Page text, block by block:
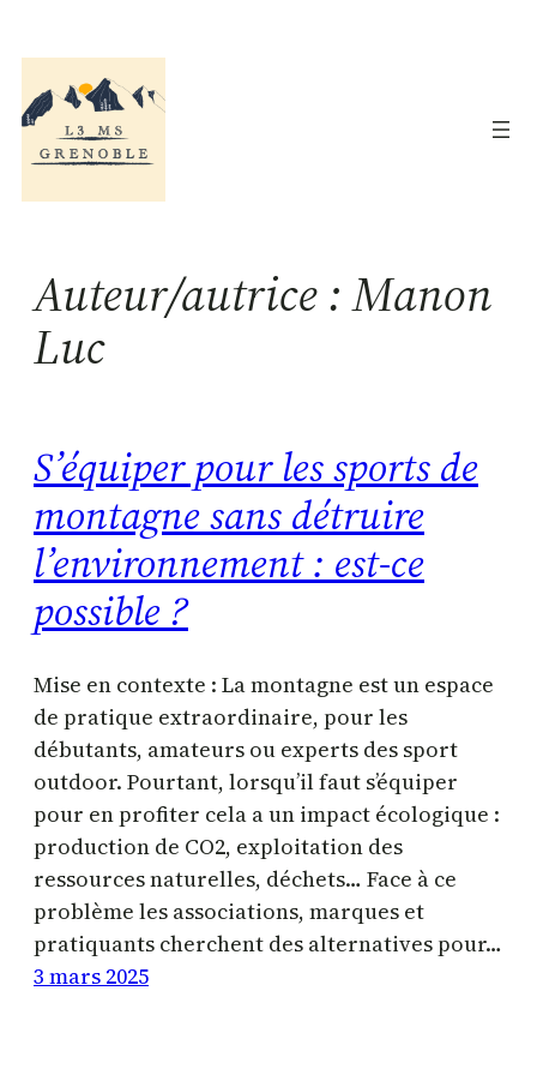
au
contenu
Auteur/autrice :Manon
Luc
S’équiper pour les sports de
montagne sans détruire
l’environnement : est-ce
possible ?
Mise en contexte : La montagne est un espace
de pratique extraordinaire, pour les
débutants, amateurs ou experts des sport
outdoor. Pourtant, lorsqu’il faut s’équiper
pour en profiter cela a un impact écologique :
production de CO2, exploitation des
ressources naturelles, déchets… Face à ce
problème les associations, marques et
pratiquants cherchent des alternatives pour…
3 mars 2025